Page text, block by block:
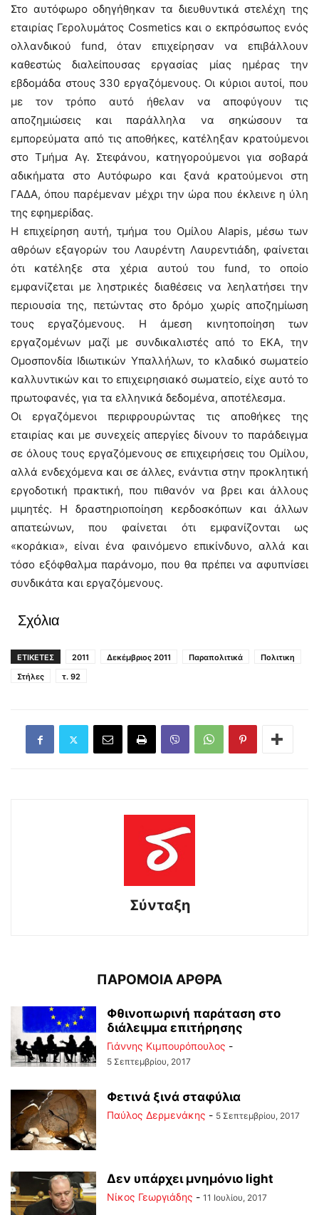
Στο αυτόφωρο οδηγήθηκαν τα διευθυντικά στελέχη της
εταιρίας Γερολυμάτος Cosmetics και ο εκπρόσωπος ενός
ολλανδικού fund, όταν επιχείρησαν να επιβάλλουν
καθεστώς διαλείπουσας εργασίας μίας ημέρας την
εβδομάδα στους 330 εργαζόμενους. Οι κύριοι αυτοί, που
με τον τρόπο αυτό ήθελαν να αποφύγουν τις
αποζημιώσεις και παράλληλα να σηκώσουν τα
εμπορεύματα από τις αποθήκες, κατέληξαν κρατούμενοι
στο Τμήμα Αγ. Στεφάνου, κατηγορούμενοι για σοβαρά
αδικήματα στο Αυτόφωρο και ξανά κρατούμενοι στη
ΓΑΔΑ, όπου παρέμεναν μέχρι την ώρα που έκλεινε η ύλη
της εφημερίδας.
Η επιχείρηση αυτή, τμήμα του Ομίλου Alapis, μέσω των
αθρόων εξαγορών του Λαυρέντη Λαυρεντιάδη, φαίνεται
ότι κατέληξε στα χέρια αυτού του fund, το οποίο
εμφανίζεται με ληστρικές διαθέσεις να λεηλατήσει την
περιουσία της, πετώντας στο δρόμο χωρίς αποζημίωση
τους εργαζόμενους. Η άμεση κινητοποίηση των
εργαζομένων μαζί με συνδικαλιστές από το ΕΚΑ, την
Ομοσπονδία Ιδιωτικών Υπαλλήλων, το κλαδικό σωματείο
καλλυντικών και το επιχειρησιακό σωματείο, είχε αυτό το
πρωτοφανές, για τα ελληνικά δεδομένα, αποτέλεσμα.
Οι εργαζόμενοι περιφρουρώντας τις αποθήκες της
εταιρίας και με συνεχείς απεργίες δίνουν το παράδειγμα
σε όλους τους εργαζόμενους σε επιχειρήσεις του Ομίλου,
αλλά ενδεχόμενα και σε άλλες, ενάντια στην προκλητική
εργοδοτική πρακτική, που πιθανόν να βρει και άλλους
μιμητές. Η δραστηριοποίηση κερδοσκόπων και άλλων
απατεώνων, που φαίνεται ότι εμφανίζονται ως
«κοράκια», είναι ένα φαινόμενο επικίνδυνο, αλλά και
τόσο εξόφθαλμα παράνομο, που θα πρέπει να αφυπνίσει
συνδικάτα και εργαζόμενους.
Σχόλια
ΕΤΙΚΕΤΕΣ 2011 Δεκέμβριος 2011 Παραπολιτικά
Πολιτικη
Στήλες
τ. 92
Σύνταξη
ΠΑΡΟΜΟΙΑ ΑΡΘΡΑ
Φθινοπωρινή παράταση στο
διάλειμμα επιτήρησης
Γιάννης Κιμπουρόπουλος -
5 Σεπτεμβρίου, 2017
Φετινά ξινά σταφύλια
Παύλος Δερμενάκης - 5 Σεπτεμβρίου, 2017
Δεν υπάρχει μνημόνιο light
Νίκος Γεωργιάδης - 11 Ιουλίου, 2017